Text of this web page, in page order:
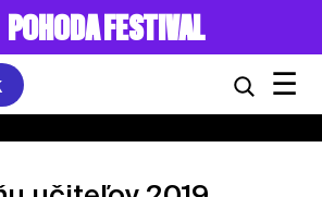
POHODA FESTIVAL
☰